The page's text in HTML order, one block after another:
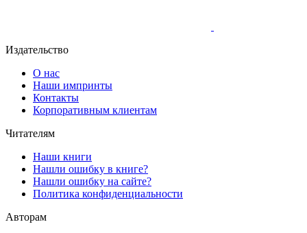
Издательство
О нас
Наши импринты
Контакты
Корпоративным клиентам
Читателям
Наши книги
Нашли ошибку в книге?
Нашли ошибку на сайте?
Политика конфиденциальности
Авторам